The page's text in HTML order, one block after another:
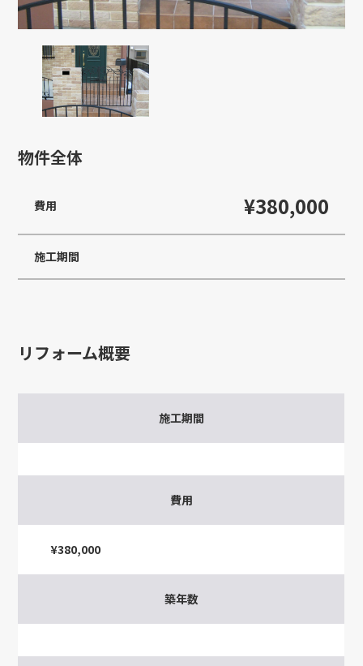
物件全体
費用 ¥380,000
施工期間
リフォーム概要
施工期間
費用
¥380,000
築年数